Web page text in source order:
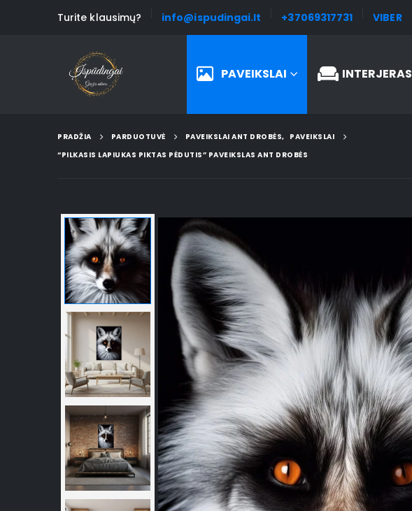
Turite klausimų? info@ispudingai.lt +37069317731 VIBER
PAVEIKSLAI INTERJERAS
PRADŽIA PARDUOTUVĖ PAVEIKSLAI ANT DROBĖS, PAVEIKSLAI
“PILKASIS LAPIUKAS PIKTAS PĖDUTIS” PAVEIKSLAS ANT DROBĖS